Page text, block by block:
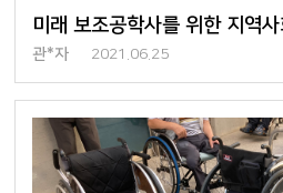
미래 보조공학사를 위한 지역
관*자 2021.06.25